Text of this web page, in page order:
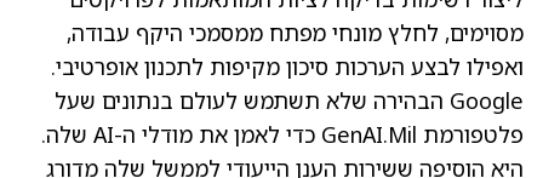
מסוימים, לחלץ מונחי מפתח ממסמכי היקף עבודה,
ואפילו לבצע הערכות סיכון מקיפות לתכנון אופרטיבי.
Google הבהירה שלא תשתמש לעולם בנתונים שעל
פלטפורמת GenAI.Mil כדי לאמן את מודלי ה-AI שלה.
היא הוסיפה ששירות הענן הייעודי לממשל שלה מדורג